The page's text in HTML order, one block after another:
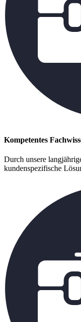
Kompetentes
Durch unsere
kundenspezifische